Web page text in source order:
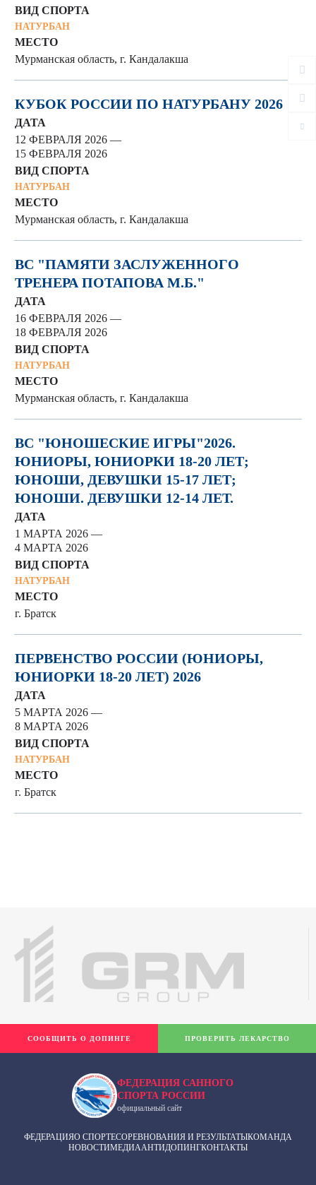
ВИД СПОРТА
НАТУРБАН
МЕСТО
Мурманская область, г. Кандалакша
КУБОК РОССИИ ПО НАТУРБАНУ 2026
ДАТА
12 ФЕВРАЛЯ 2026 —
15 ФЕВРАЛЯ 2026
ВИД СПОРТА
НАТУРБАН
МЕСТО
Мурманская область, г. Кандалакша
ВС "ПАМЯТИ ЗАСЛУЖЕННОГО
ТРЕНЕРА ПОТАПОВА М.Б."
ДАТА
16 ФЕВРАЛЯ 2026 —
18 ФЕВРАЛЯ 2026
ВИД СПОРТА
НАТУРБАН
МЕСТО
Мурманская область, г. Кандалакша
ВС "ЮНОШЕСКИЕ ИГРЫ"2026.
ЮНИОРЫ, ЮНИОРКИ 18-20 ЛЕТ;
ЮНОШИ, ДЕВУШКИ 15-17 ЛЕТ;
ЮНОШИ. ДЕВУШКИ 12-14 ЛЕТ.
ДАТА
1 МАРТА 2026 —
4 МАРТА 2026
ВИД СПОРТА
НАТУРБАН
МЕСТО
г. Братск
ПЕРВЕНСТВО РОССИИ (ЮНИОРЫ,
ЮНИОРКИ 18-20 ЛЕТ) 2026
ДАТА
5 МАРТА 2026 —
8 МАРТА 2026
ВИД СПОРТА
НАТУРБАН
МЕСТО
г. Братск
ФЕДЕРАЦИЯ САННОГО
СПОРТА РОССИИ
официальный сайт
ФЕДЕРАЦИЯО СПОРТЕСОРЕВНОВАНИЯ И РЕЗУЛЬТАТЫКОМАНДА
НОВОСТИМЕДИААНТИДОПИНГКОНТАКТЫ
СООБЩИТЬ О ДОПИНГЕ ПРОВЕРИТЬ ЛЕКАРСТВО